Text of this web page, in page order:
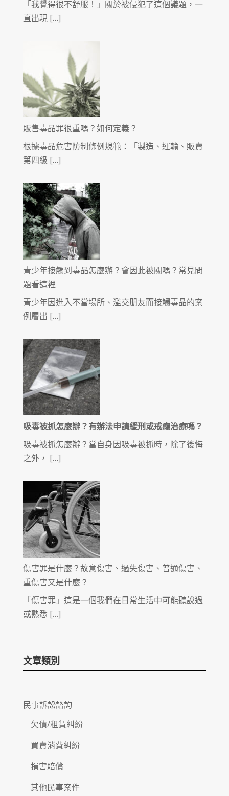
「我覺得很不舒服！」關於被侵犯了這個議題，一
直出現 […]
販售毒品罪很重嗎？如何定義？
根據毒品危害防制條例規範：「製造、運輸、販賣
第四級 […]
青少年接觸到毒品怎麼辦？會因此被關嗎？常見問
題看這裡
青少年因進入不當場所、濫交朋友而接觸毒品的案
例層出 […]
吸毒被抓怎麼辦？有辦法申請緩刑或戒癮治療嗎？
吸毒被抓怎麼辦？當自身因吸毒被抓時，除了後悔
之外， […]
傷害罪是什麼？故意傷害、過失傷害、普通傷害、
重傷害又是什麼？
「傷害罪」這是一個我們在日常生活中可能聽說過
或熟悉 […]
文章類別
民事訴訟諮詢
欠債/租賃糾紛
買賣消費糾紛
損害賠償
其他民事案件